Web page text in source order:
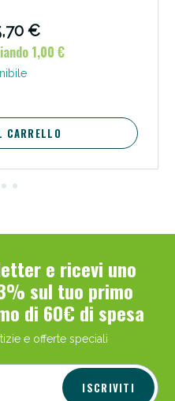
€
1,00 €
CARRELLO
e ricevi uno
sul tuo primo
di 60€ di spesa
e offerte speciali
ISCRIVITI